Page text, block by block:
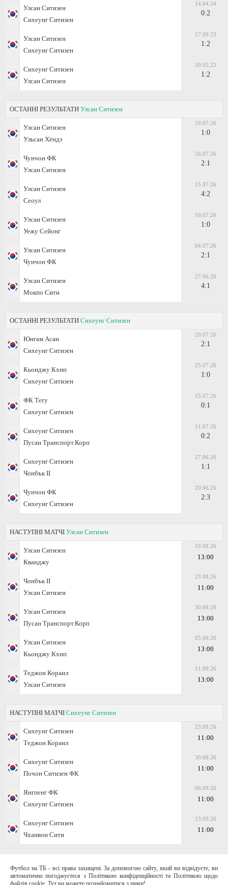
Улсан Ситизен
Сихеунг Ситизен
14.04.24
0:2
Улсан Ситизен
Сихеунг Ситизен
17.09.23
1:2
Сихеунг Ситизен
Улсан Ситизен
20.05.23
1:2
ОСТАННІ РЕЗУЛЬТАТИ Улсан Ситизен
Улсан Ситизен
Ульсан Хёндэ
29.07.26
1:0
Чунчон ФК
Улсан Ситизен
26.07.26
2:1
Улсан Ситизен
Сеоул
15.07.26
4:2
Улсан Ситизен
Уежу Сейонг
10.07.26
1:0
Улсан Ситизен
Чунчон ФК
04.07.26
2:1
Улсан Ситизен
Мокпо Сити
27.06.26
4:1
ОСТАННІ РЕЗУЛЬТАТИ Сихеунг Ситизен
Юнгам Асан
Сихеунг Ситизен
29.07.26
2:1
Кьонджу Кхнп
Сихеунг Ситизен
25.07.26
1:0
ФК Тегу
Сихеунг Ситизен
15.07.26
0:1
Сихеунг Ситизен
Пусан Транспорт.Корп
11.07.26
0:2
Сихеунг Ситизен
Чонбък II
27.06.26
1:1
Чунчон ФК
Сихеунг Ситизен
20.06.26
2:3
НАСТУПНІ МАТЧІ Улсан Ситизен
Улсан Ситизен
Кванджу
19.08.26
13:00
Чонбък II
Улсан Ситизен
23.08.26
11:00
Улсан Ситизен
Пусан Транспорт.Корп
30.08.26
13:00
Улсан Ситизен
Кьонджу Кхнп
05.09.26
13:00
Теджон Кораил
Улсан Ситизен
11.09.26
13:00
НАСТУПНІ МАТЧІ Сихеунг Ситизен
Сихеунг Ситизен
Теджон Кораил
23.08.26
11:00
Сихеунг Ситизен
Почон Ситизен ФК
30.08.26
11:00
Янгпенг ФК
Сихеунг Ситизен
06.09.26
11:00
Сихеунг Ситизен
Чханвон Сити
13.09.26
11:00
Футбол на ТБ - всі права захищені. За допомогою сайту, який ви відвідуєте, ви
автоматично погоджуєтеся з Політикою конфіденційності та Політикою щодо
файлів cookie. Тут ви можете познайомитися з ними!